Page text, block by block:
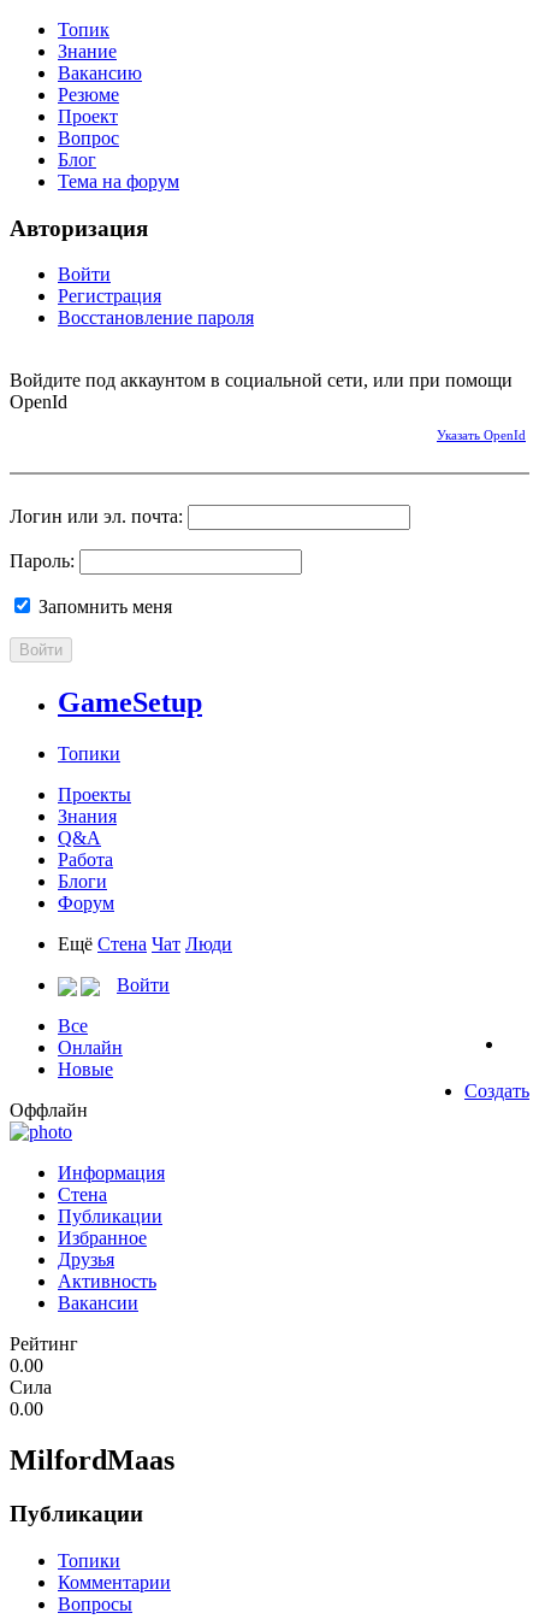
Топик
Знание
Вакансию
Резюме
Проект
Вопрос
Блог
Тема на форум
Авторизация
Войти
Регистрация
Восстановление пароля
Войдите под аккаунтом в социальной сети, или при помощи
OpenId
Указать OpenId
Логин или эл. почта:
Пароль:
Запомнить меня
Войти
GameSetup
Топики
Проекты
Знания
Q&A
Работа
Блоги
Форум
Ещё Стена Чат Люди
Войти
Все
Онлайн
Новые
Создать
Оффлайн
Информация
Стена
Публикации
Избранное
Друзья
Активность
Вакансии
Рейтинг
0.00
Сила
0.00
MilfordMaas
Публикации
Топики
Комментарии
Вопросы